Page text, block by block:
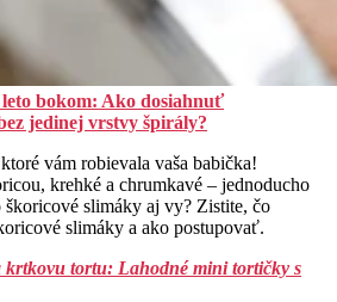
bokom: Ako dosiahnuť
jedinej vrstvy špirály?
vám robievala vaša babička!
krehké a chrumkavé – jednoducho
škoricové slimáky aj vy? Zistite, čo
slimáky a ako postupovať.
krtkovu tortu: Lahodné mini tortičky s